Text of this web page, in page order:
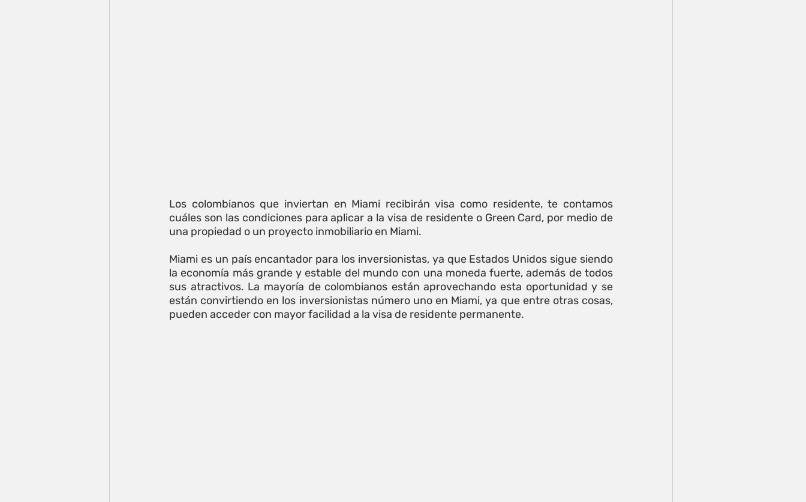
Los colombianos que inviertan en Miami recibirán visa como residente, te contamos
cuáles son las condiciones para aplicar a la visa de residente o Green Card, por medio de
una propiedad o un proyecto inmobiliario en Miami.
Miami es un país encantador para los inversionistas, ya que Estados Unidos sigue siendo
la economía más grande y estable del mundo con una moneda fuerte, además de todos
sus atractivos. La mayoría de colombianos están aprovechando esta oportunidad y se
están convirtiendo en los inversionistas número uno en Miami, ya que entre otras cosas,
pueden acceder con mayor facilidad a la visa de residente permanente.